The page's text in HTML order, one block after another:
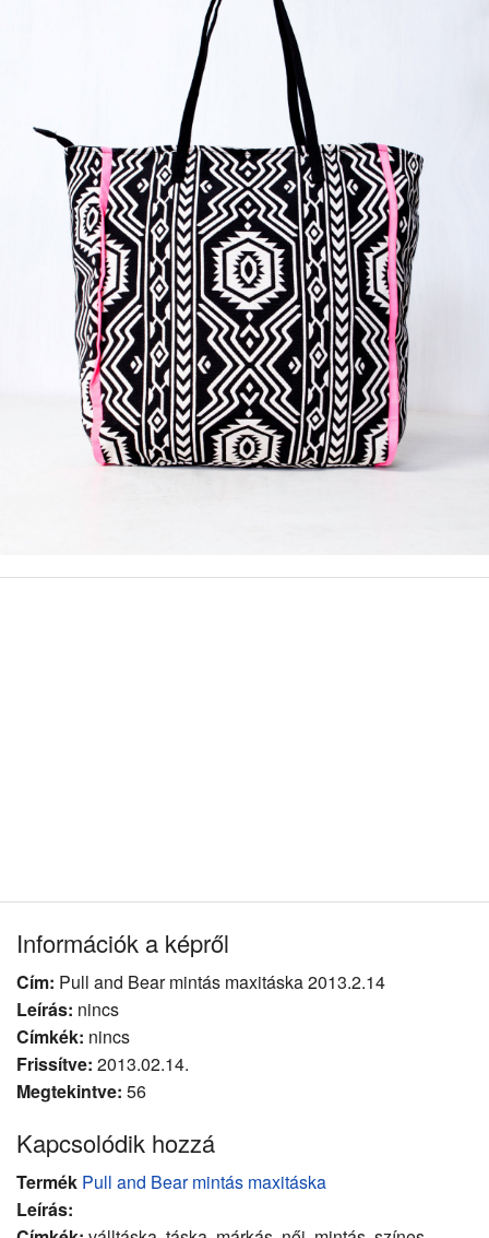
Információk a képről
Cím: Pull and Bear mintás maxitáska 2013.2.14
Leírás: nincs
Címkék: nincs
Frissítve: 2013.02.14.
Megtekintve: 56
Kapcsolódik hozzá
Termék Pull and Bear mintás maxitáska
Leírás: